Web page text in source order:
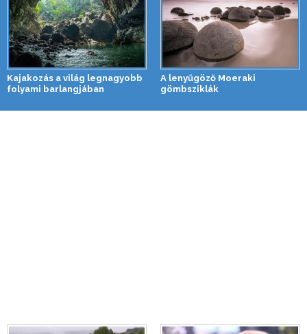
Kajakozás a világ legnagyobb
folyami barlangjában
A lenyűgöző Moeraki
gömbsziklák